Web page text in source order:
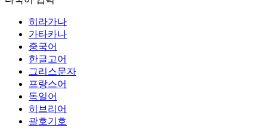
히라가나
가타카나
중국어
한글고어
그리스문자
프랑스어
독일어
히브리어
괄호기호